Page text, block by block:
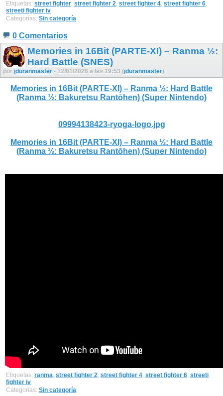
Etiquetas: street fighter street fighter 2 street fighter 4 street fighter 6
streeti fighter iv
Categorías: Sin categoría
0 Comentarios
Memories in 16Bit (PARTE-XI) – Ranma ½:
Hard Battle (SNES)
por jduranmaster - 12/01/2026 a las 19:53 (jduranmaster)
Memories in 16Bit (PARTE-XI) – Ranma ½: Hard Battle
(Ranma ½: Bakuretsu Rantōhen) (Super Nintendo)
09994138423-ryoga-logo.jpg
Memories in 16Bit (PARTE-XI) – Ranma ½: Hard Battle
(Ranma ½: Bakuretsu Rantōhen) (Super Nintendo)
Etiquetas: ranma, street fighter 2, street fighter 4, street fighter 6, streeti
fighter iv
Categorías: Sin categoría